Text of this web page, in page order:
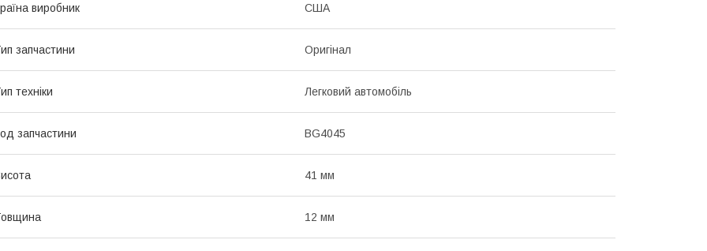
виробник США
запчастини Оригінал
техніки Легковий автомобіль
запчастини BG4045
41 мм
12 мм